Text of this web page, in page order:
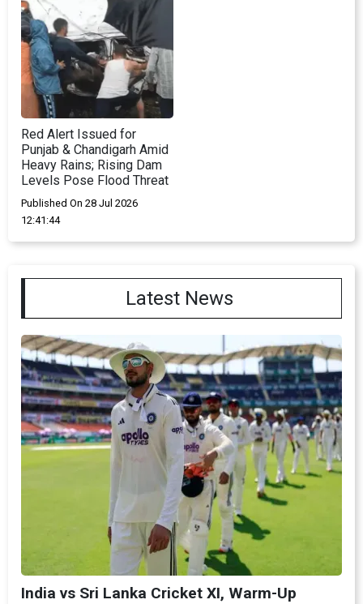
Red Alert Issued for
Punjab & Chandigarh Amid
Heavy Rains; Rising Dam
Levels Pose Flood Threat
Published On 28 Jul 2026
12:41:44
Latest News
India vs Sri Lanka Cricket XI, Warm-Up